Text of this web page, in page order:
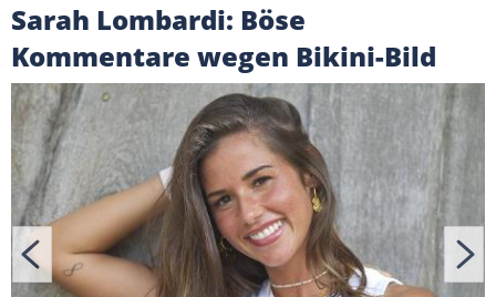
Sarah Lombardi: Böse
Kommentare wegen Bikini-Bild